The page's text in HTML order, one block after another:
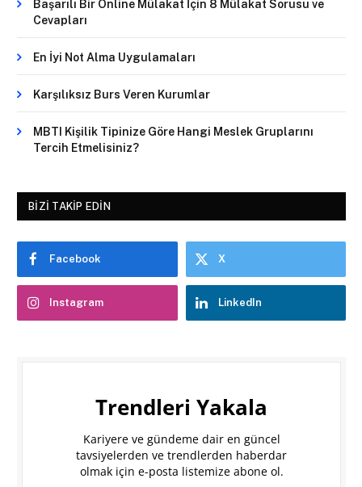
Başarılı Bir Online Mülakat İçin 8 Mülakat Sorusu ve
Cevapları
En İyi Not Alma Uygulamaları
Karşılıksız Burs Veren Kurumlar
MBTI Kişilik Tipinize Göre Hangi Meslek Gruplarını
Tercih Etmelisiniz?
BIZI TAKIP EDIN
Facebook X
Instagram LinkedIn
Trendleri Yakala
Kariyere ve gündeme dair en güncel
tavsiyelerden ve trendlerden haberdar
olmak için e-posta listemize abone ol.